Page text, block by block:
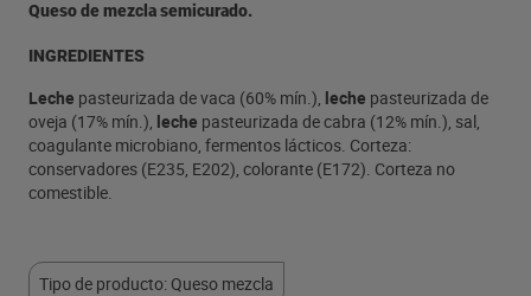
Queso de mezcla semicurado.
INGREDIENTES
Leche pasteurizada de vaca (60% mín.), leche pasteurizada de
oveja (17% mín.), leche pasteurizada de cabra (12% mín.), sal,
coagulante microbiano, fermentos lácticos. Corteza:
conservadores (E235, E202), colorante (E172). Corteza no
comestible.
Tipo de producto: Queso mezcla